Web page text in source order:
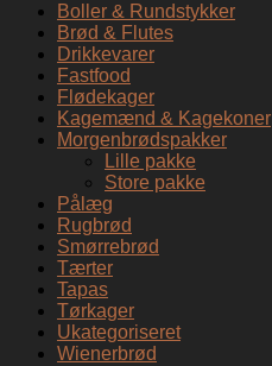
Boller & Rundstykker
Brød & Flutes
Drikkevarer
Fastfood
Flødekager
Kagemænd & Kagekoner
Morgenbrødspakker
Lille pakke
Store pakke
Pålæg
Rugbrød
Smørrebrød
Tærter
Tapas
Tørkager
Ukategoriseret
Wienerbrød